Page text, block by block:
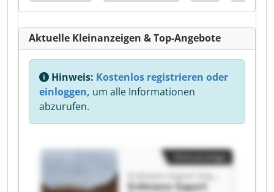
Aktuelle Kleinanzeigen & Top-Angebote
Hinweis: Kostenlos registrieren oder
einloggen, um alle Informationen
abzurufen.
Erdmann Export